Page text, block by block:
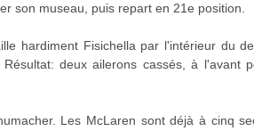
son museau, puis repart en 21e position.
hardiment Fisichella par l'intérieur du
deux ailerons cassés, à l'avant
Les McLaren sont déjà à cinq